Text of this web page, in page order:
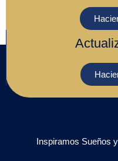
Inspiramos Sueños